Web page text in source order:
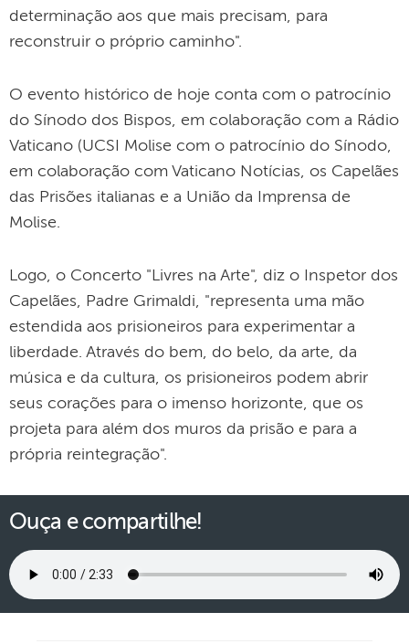
determinação aos que mais precisam, para
reconstruir o próprio caminho".
O evento histórico de hoje conta com o patrocínio
do Sínodo dos Bispos, em colaboração com a Rádio
Vaticano (UCSI Molise com o patrocínio do Sínodo,
em colaboração com Vaticano Notícias, os Capelães
das Prisões italianas e a União da Imprensa de
Molise.
Logo, o Concerto "Livres na Arte", diz o Inspetor dos
Capelães, Padre Grimaldi, "representa uma mão
estendida aos prisioneiros para experimentar a
liberdade. Através do bem, do belo, da arte, da
música e da cultura, os prisioneiros podem abrir
seus corações para o imenso horizonte, que os
projeta para além dos muros da prisão e para a
própria reintegração".
Ouça e compartilhe!